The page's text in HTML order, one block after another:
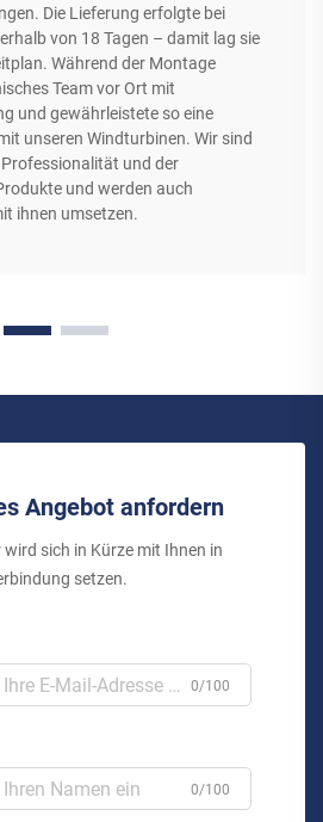
Die Lieferung erfolgte bei
von 18 Tagen – damit lag sie
Während der Montage
Team vor Ort mit
und gewährleistete so eine
unseren Windturbinen. Wir sind
und der
und werden auch
ihnen umsetzen.
Angebot anfordern
wird sich in Kürze mit Ihnen in
setzen.
0/100
0/100